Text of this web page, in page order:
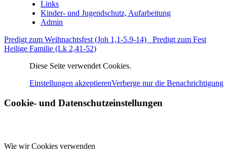
Links
Kinder- und Jugendschutz, Aufarbeitung
Admin
Predigt zum Weihnachtsfest (Joh 1,1-5.9-14)
Predigt zum Fest
Heilige Familie (Lk 2,41-52)
Diese Seite verwendet Cookies.
Einstellungen akzeptierenVerberge nur die Benachrichtigung
Cookie- und Datenschutzeinstellungen
Wie wir Cookies verwenden